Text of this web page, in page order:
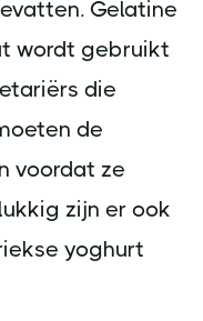
Gelatine
wordt gebruikt
die
de
voordat ze
zijn er ook
yoghurt